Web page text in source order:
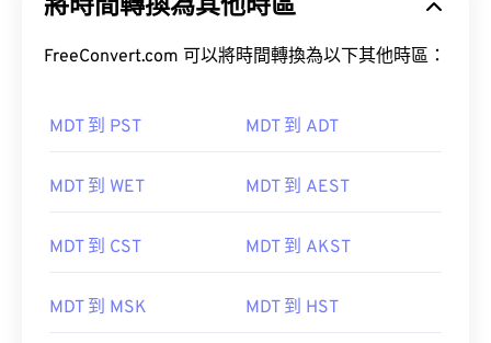
將時間轉換為其他時區
FreeConvert.com 可以將時間轉換為以下其他時區：
MDT 到 PST MDT 到 ADT
MDT 到 WET MDT 到 AEST
MDT 到 CST MDT 到 AKST
MDT 到 MSK MDT 到 HST